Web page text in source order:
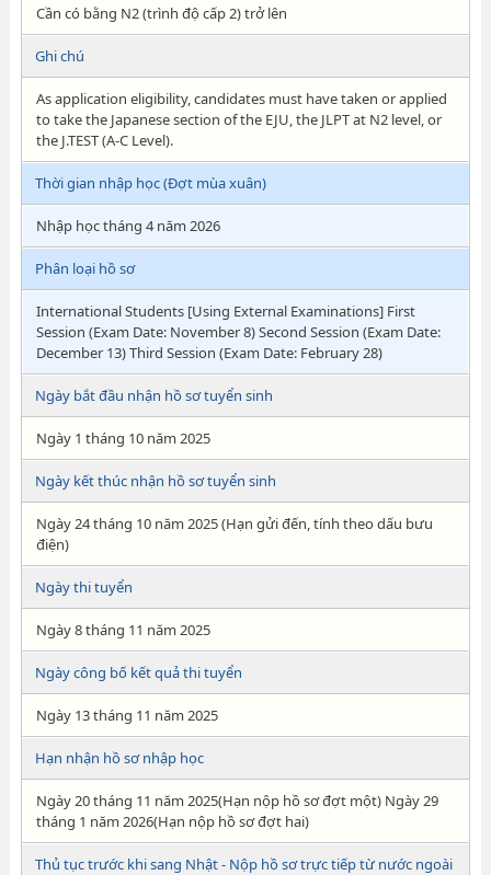
Cần có bằng N2 (trình độ cấp 2) trở lên
Ghi chú
As application eligibility, candidates must have taken or applied
to take the Japanese section of the EJU, the JLPT at N2 level, or
the J.TEST (A-C Level).
Thời gian nhập học (Đợt mùa xuân)
Nhập học tháng 4 năm 2026
Phân loại hồ sơ
International Students [Using External Examinations] First
Session (Exam Date: November 8) Second Session (Exam Date:
December 13) Third Session (Exam Date: February 28)
Ngày bắt đầu nhận hồ sơ tuyển sinh
Ngày 1 tháng 10 năm 2025
Ngày kết thúc nhận hồ sơ tuyển sinh
Ngày 24 tháng 10 năm 2025 (Hạn gửi đến, tính theo dấu bưu
điện)
Ngày thi tuyển
Ngày 8 tháng 11 năm 2025
Ngày công bố kết quả thi tuyển
Ngày 13 tháng 11 năm 2025
Hạn nhận hồ sơ nhập học
Ngày 20 tháng 11 năm 2025(Hạn nộp hồ sơ đợt một) Ngày 29
tháng 1 năm 2026(Hạn nộp hồ sơ đợt hai)
Thủ tục trước khi sang Nhật - Nộp hồ sơ trực tiếp từ nước ngoài